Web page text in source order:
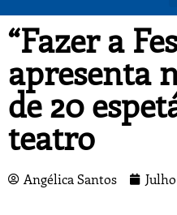
“Fazer a
apresenta
de 20
teatro
Angélica Santos Julho